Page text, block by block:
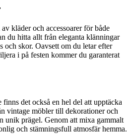
kläder och accessoarer för både
du hitta allt från eleganta klänningar
och skor. Oavsett om du letar efter
i på festen kommer du garanterat
det också en hel del att upptäcka
vintage möbler till dekorationer och
unik prägel. Genom att mixa gammalt
och stämningsfull atmosfär hemma.